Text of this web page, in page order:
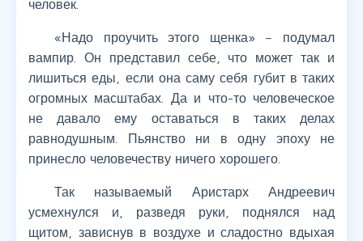
человек.
«Надо проучить этого щенка» – подумал
вампир. Он представил себе, что может так и
лишиться еды, если она саму себя губит в таких
огромных масштабах. Да и что-то человеческое
не давало ему оставаться в таких делах
равнодушным. Пьянство ни в одну эпоху не
принесло человечеству ничего хорошего.
Так называемый Аристарх Андреевич
усмехнулся и, разведя руки, поднялся над
щитом, зависнув в воздухе и сладостно вдыхая